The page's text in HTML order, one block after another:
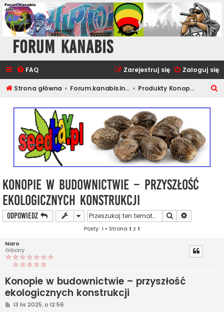
Forum Kanabis
FAQ Zaloguj się
Zarejestruj się
Strona główna Forum.kanabis.info - Ganja Tematy Produkty Konopne
Konopie w budownictwie – przyszłość
ekologicznych konstrukcji
ODPOWIEDZ Szukaj
Posty: 1 • Strona 1 z 1
Naro
Gibony
Konopie w budownictwie – przyszłość
ekologicznych konstrukcji
P13 lis 2025, o 12:56